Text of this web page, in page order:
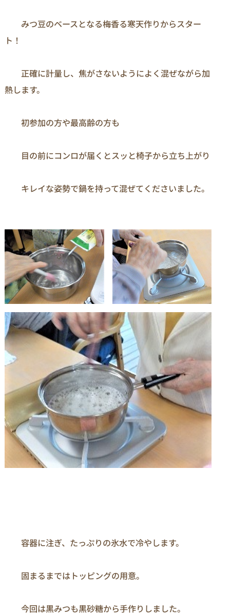
みつ豆のベースとなる梅香る寒天作りからスター
ト！
正確に計量し、焦がさないようによく混ぜながら加
熱します。
初参加の方や最高齢の方も
目の前にコンロが届くとスッと椅子から立ち上がり
キレイな姿勢で鍋を持って混ぜてくださいました。
容器に注ぎ、たっぷりの氷水で冷やします。
固まるまではトッピングの用意。
今回は黒みつも黒砂糖から手作りしました。